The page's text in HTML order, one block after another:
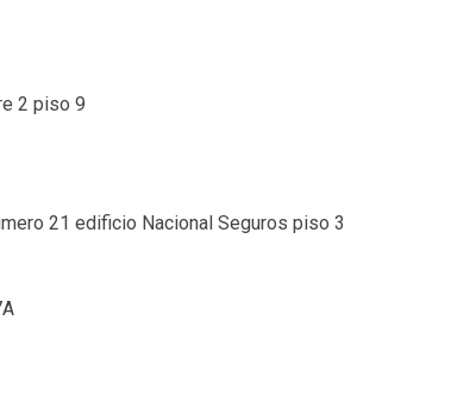
2 piso 9
21 edificio Nacional Seguros piso 3